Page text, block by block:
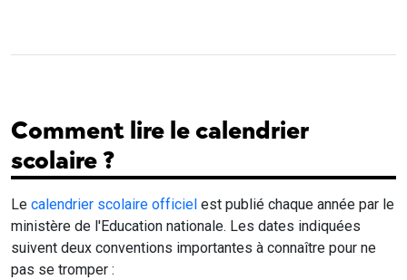
Comment lire le calendrier
scolaire ?
Le calendrier scolaire officiel est publié chaque année par le
ministère de l'Education nationale. Les dates indiquées
suivent deux conventions importantes à connaître pour ne
pas se tromper :